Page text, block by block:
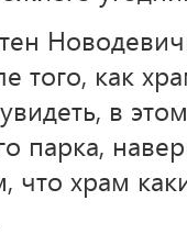
того, как
в
парка,
что храм